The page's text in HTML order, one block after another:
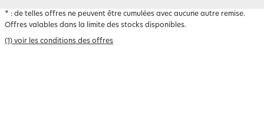
* : de telles offres ne peuvent être cumulées avec aucune autre remise.
Offres valables dans la limite des stocks disponibles.
(1) voir les conditions des offres